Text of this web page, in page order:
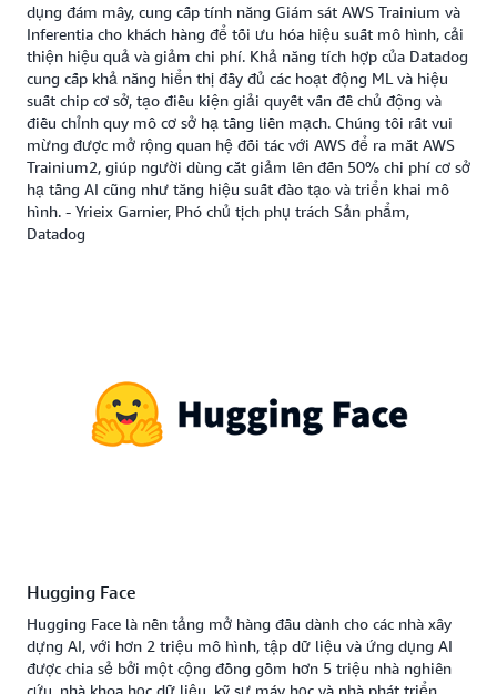
dụng đám mây, cung cấp tính năng Giám sát AWS Trainium và
Inferentia cho khách hàng để tối ưu hóa hiệu suất mô hình, cải
thiện hiệu quả và giảm chi phí. Khả năng tích hợp của Datadog
cung cấp khả năng hiển thị đầy đủ các hoạt động ML và hiệu
suất chip cơ sở, tạo điều kiện giải quyết vấn đề chủ động và
điều chỉnh quy mô cơ sở hạ tầng liền mạch. Chúng tôi rất vui
mừng được mở rộng quan hệ đối tác với AWS để ra mắt AWS
Trainium2, giúp người dùng cắt giảm lên đến 50% chi phí cơ sở
hạ tầng AI cũng như tăng hiệu suất đào tạo và triển khai mô
hình. - Yrieix Garnier, Phó chủ tịch phụ trách Sản phẩm,
Datadog
Hugging Face
Hugging Face là nền tảng mở hàng đầu dành cho các nhà xây
dựng AI, với hơn 2 triệu mô hình, tập dữ liệu và ứng dụng AI
được chia sẻ bởi một cộng đồng gồm hơn 5 triệu nhà nghiên